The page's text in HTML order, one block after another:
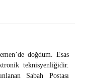
doğdum. Esas
teknisyenliğidir.
Sabah Postası